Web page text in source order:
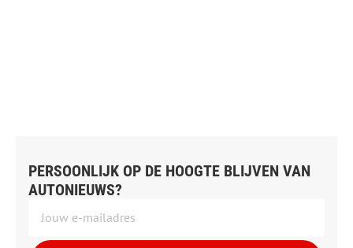
PERSOONLIJK OP DE HOOGTE BLIJVEN VAN
AUTONIEUWS?